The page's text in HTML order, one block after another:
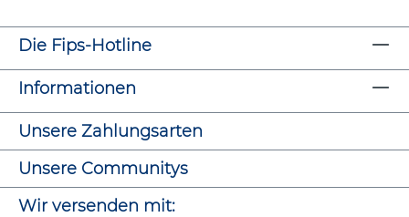
Die Fips-Hotline
Informationen
Unsere Zahlungsarten
Unsere Communitys
Wir versenden mit: